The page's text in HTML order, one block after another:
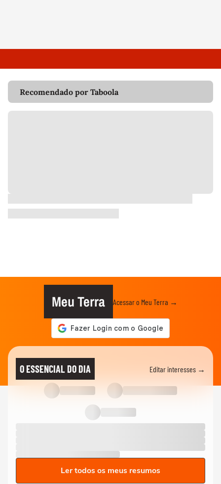
Recomendado por Taboola
Meu Terra Acessar o Meu Terra →
O ESSENCIAL DO DIA Editar interesses →
Ler todos os meus resumos